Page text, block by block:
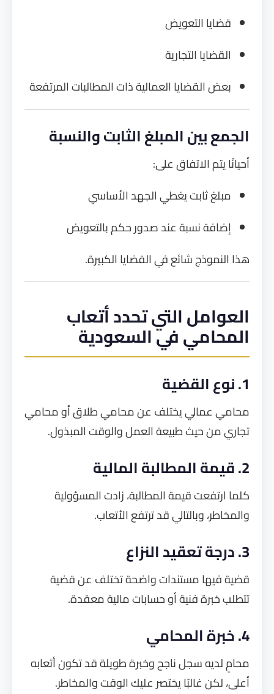
قضايا التعويض
القضايا التجارية
بعض القضايا العمالية ذات المطالبات المرتفعة
الجمع بين المبلغ الثابت والنسبة
أحيانًا يتم الاتفاق على:
مبلغ ثابت يغطي الجهد الأساسي
إضافة نسبة عند صدور حكم بالتعويض
هذا النموذج شائع في القضايا الكبيرة.
العوامل التي تحدد أتعاب
المحامي في السعودية
1. نوع القضية
محامي عمالي يختلف عن محامي طلاق أو محامي
تجاري من حيث طبيعة العمل والوقت المبذول.
2. قيمة المطالبة المالية
كلما ارتفعت قيمة المطالبة، زادت المسؤولية
والمخاطر، وبالتالي قد ترتفع الأتعاب.
3. درجة تعقيد النزاع
قضية فيها مستندات واضحة تختلف عن قضية
تتطلب خبرة فنية أو حسابات مالية معقدة.
4. خبرة المحامي
محامٍ لديه سجل ناجح وخبرة طويلة قد تكون أتعابه
أعلى، لكن غالبًا يختصر عليك الوقت والمخاطر.